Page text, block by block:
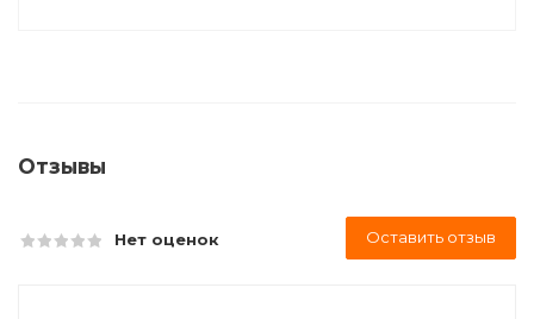
Отзывы
Нет оценок Оставить отзыв